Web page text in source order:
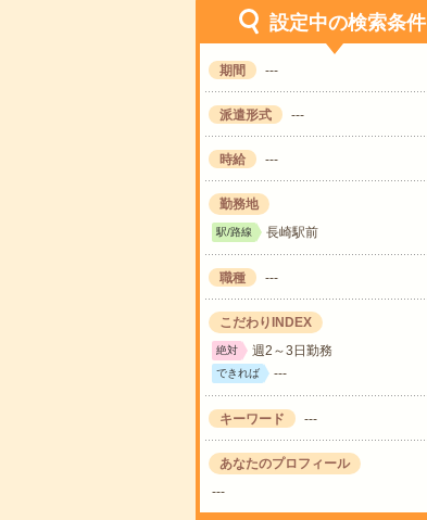
設定中の検索条件
期間 ---
派遣形式 ---
時給 ---
勤務地
駅/路線 長崎駅前
職種 ---
こだわりINDEX
絶対 週2～3日勤務
できれば ---
キーワード ---
あなたのプロフィール
---